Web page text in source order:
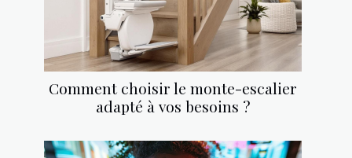
Comment choisir le monte-escalier
adapté à vos besoins ?